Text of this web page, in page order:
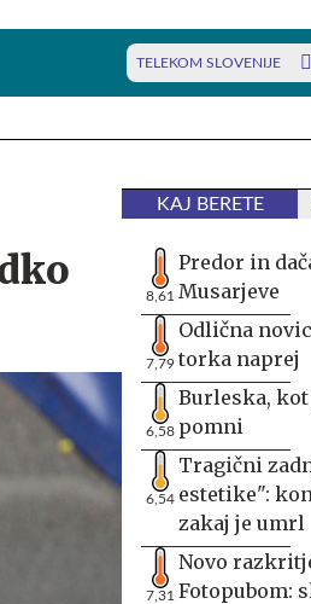
TELEKOM SLOVENIJE
KAJ BERETE
8,61
Predor in
Musarjeve
7,79
Odlična
torka naprej
6,58
Burleska,
pomni
6,54
Tragični
estetike":
zakaj je umrl
7,31
Novo
Fotopubom: